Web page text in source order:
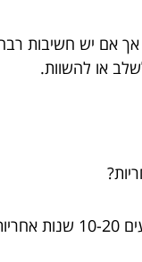
אך אם יש חשיבות
או להשוות.
רוב היצרנים מציעים